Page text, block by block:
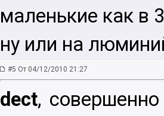
маленькие как в
ну или на
#5 От 04/12/2010 21:27
dect,